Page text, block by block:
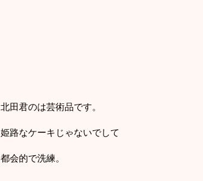
北田君のは芸術品です。
姫路なケーキじゃないでして
都会的で洗練。